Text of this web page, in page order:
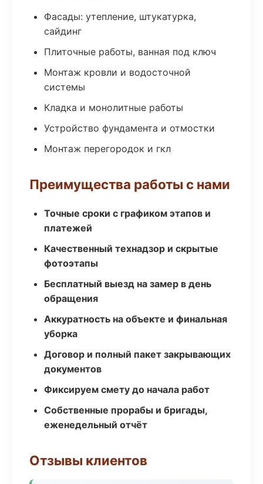
Фасады: утепление, штукатурка,
сайдинг
Плиточные работы, ванная под ключ
Монтаж кровли и водосточной
системы
Кладка и монолитные работы
Устройство фундамента и отмостки
Монтаж перегородок и гкл
Преимущества работы с нами
Точные сроки с графиком этапов и
платежей
Качественный технадзор и скрытые
фотоэтапы
Бесплатный выезд на замер в день
обращения
Аккуратность на объекте и финальная
уборка
Договор и полный пакет закрывающих
документов
Фиксируем смету до начала работ
Собственные прорабы и бригады,
еженедельный отчёт
Отзывы клиентов